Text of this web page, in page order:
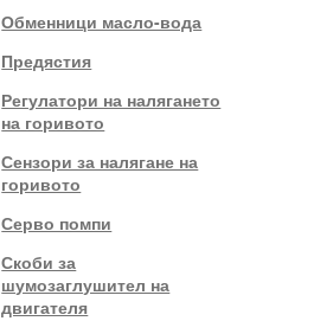
Обменници масло-вода
Предястия
Регулатори на налягането
на горивото
Сензори за налягане на
горивото
Серво помпи
Скоби за
шумозаглушител на
двигателя